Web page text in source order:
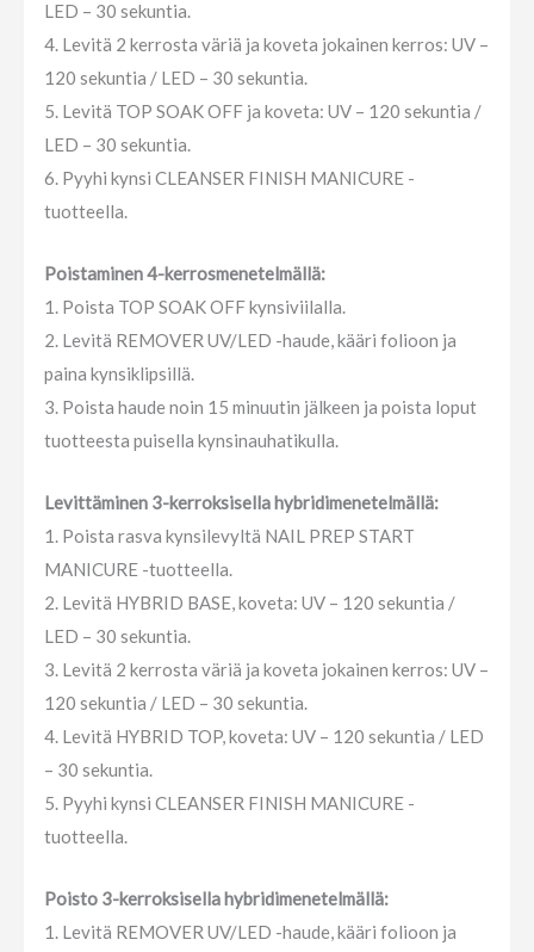
LED – 30 sekuntia.
4. Levitä 2 kerrosta väriä ja koveta jokainen kerros: UV –
120 sekuntia / LED – 30 sekuntia.
5. Levitä TOP SOAK OFF ja koveta: UV – 120 sekuntia /
LED – 30 sekuntia.
6. Pyyhi kynsi CLEANSER FINISH MANICURE -
tuotteella.
Poistaminen 4-kerrosmenetelmällä:
1. Poista TOP SOAK OFF kynsiviilalla.
2. Levitä REMOVER UV/LED -haude, kääri folioon ja
paina kynsiklipsillä.
3. Poista haude noin 15 minuutin jälkeen ja poista loput
tuotteesta puisella kynsinauhatikulla.
Levittäminen 3-kerroksisella hybridimenetelmällä:
1. Poista rasva kynsilevyltä NAIL PREP START
MANICURE -tuotteella.
2. Levitä HYBRID BASE, koveta: UV – 120 sekuntia /
LED – 30 sekuntia.
3. Levitä 2 kerrosta väriä ja koveta jokainen kerros: UV –
120 sekuntia / LED – 30 sekuntia.
4. Levitä HYBRID TOP, koveta: UV – 120 sekuntia / LED
– 30 sekuntia.
5. Pyyhi kynsi CLEANSER FINISH MANICURE -
tuotteella.
Poisto 3-kerroksisella hybridimenetelmällä:
1. Levitä REMOVER UV/LED -haude, kääri folioon ja